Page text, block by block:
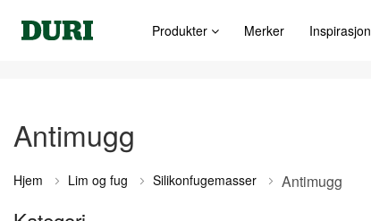
Produkter Merker Inspirasjon
Antimugg
Hjem Lim og fug Silikonfugemasser Antimugg